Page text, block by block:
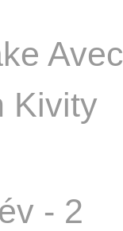
Avec
Kivity
- 2